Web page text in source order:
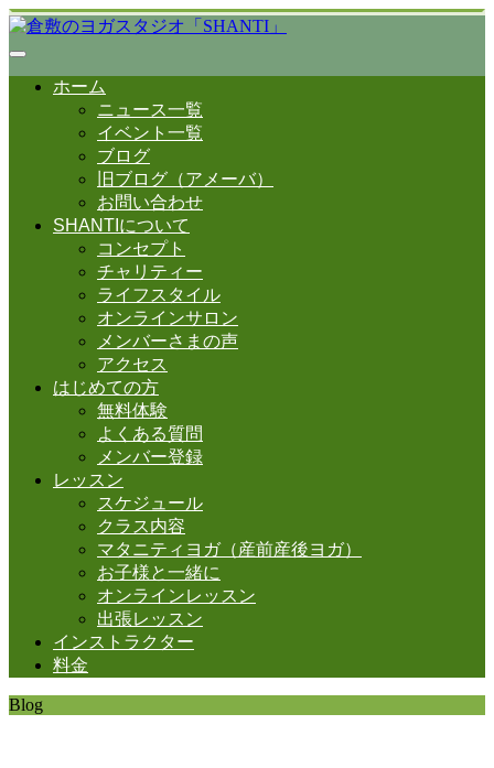
ホーム
ニュース一覧
イベント一覧
ブログ
旧ブログ（アメーバ）
お問い合わせ
SHANTIについて
コンセプト
チャリティー
ライフスタイル
オンラインサロン
メンバーさまの声
アクセス
はじめての方
無料体験
よくある質問
メンバー登録
レッスン
スケジュール
クラス内容
マタニティヨガ（産前産後ヨガ）
お子様と一緒に
オンラインレッスン
出張レッスン
インストラクター
料金
Blog